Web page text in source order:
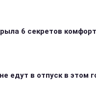
6 секретов
едут в отпуск в этом